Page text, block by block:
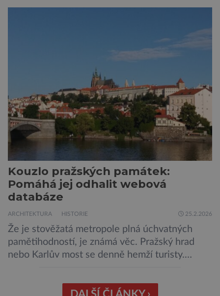
gastronomii. Další hory nebo moře. Francie si v
Kouzlo pražských památek:
Pomáhá jej odhalit webová
databáze
ARCHITEKTURA HISTORIE 25.2.2026
Že je stověžatá metropole plná úchvatných
pamětihodností, je známá věc. Pražský hrad
nebo Karlův most se denně hemží turisty.
pořádně orientovat mohou lidé díky webové